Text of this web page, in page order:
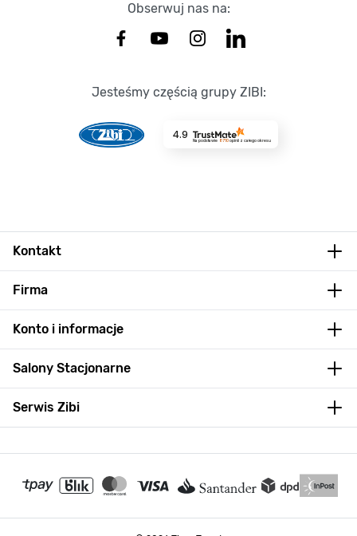
Obserwuj nas na:
Jesteśmy częścią grupy ZIBI:
4.9
Na podstawie 8710opinii z całego okresu
Kontakt
Firma
Konto i informacje
Salony Stacjonarne
Serwis Zibi